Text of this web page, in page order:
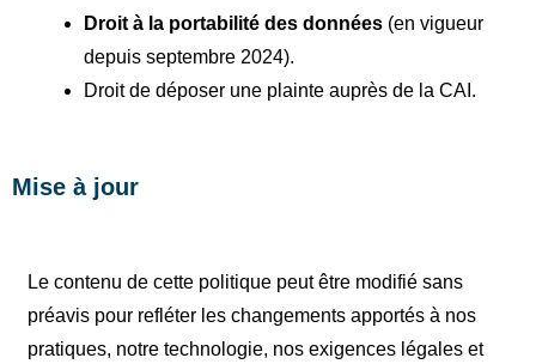
Droit à la portabilité des données(en vigueur
depuis septembre 2024).
Droit de déposer une plainte auprès de la CAI.
Mise à jour
Le contenu de cette politique peut être modifié sans
préavis pour refléter les changements apportés à nos
pratiques, notre technologie, nos exigences légales et